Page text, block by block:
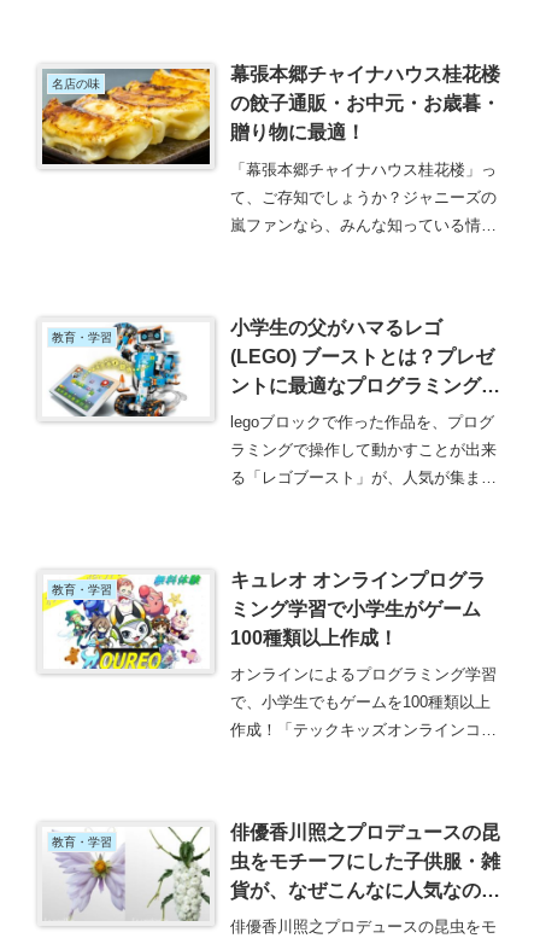
れキャラのエルモたちは、子ども達の
心の教育に役立っています。
名店の味
幕張本郷チャイナハウス桂花楼
の餃子通販・お中元・お歳暮・
贈り物に最適！
「幕張本郷チャイナハウス桂花楼」っ
て、ご存知でしょうか？ジャニーズの
嵐ファンなら、みんな知っている情報
テレビ番組で、「実家は、中華料理
店・...
教育・学習
小学生の父がハマるレゴ
(LEGO) ブーストとは？プレゼ
ントに最適なプログラミングロ
ボットです！
legoブロックで作った作品を、プログ
ラミングで操作して動かすことが出来
る「レゴブースト」が、人気が集まっ
られます。クリスマスプレゼントや誕
生日プレゼントに贈ると、とても喜ば
れているそうです！
教育・学習
キュレオ オンラインプログラ
ミング学習で小学生がゲーム
100種類以上作成！
オンラインによるプログラミング学習
で、小学生でもゲームを100種類以上
作成！「テックキッズオンラインコー
ッスンで、基礎から本格的に学んでい
きます。親子で無料体験をしてみて
は？
教育・学習
俳優香川照之プロデュースの昆
虫をモチーフにした子供服・雑
貨が、なぜこんなに人気なの
か？
俳優香川照之プロデュースの昆虫をモ